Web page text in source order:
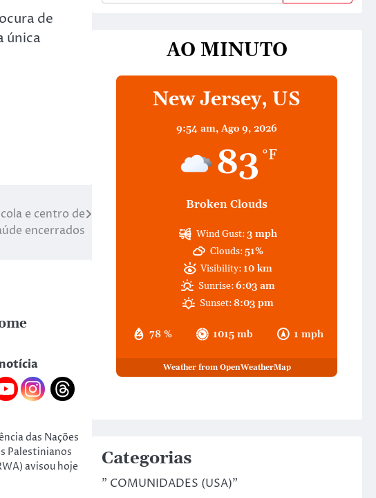
de
única
e centro de
encerrados
das Nações
Palestinianos
avisou hoje
AO MINUTO
New Jersey, US
9:54 am,Ago 9, 2026
83 °F
Broken Clouds
78 % 1015 mb 1 mph
Wind Gust:3 mph
Clouds:51%
Visibility: 10 km
Sunrise:6:03 am
Sunset:8:03 pm
Weather from OpenWeatherMap
Categorias
" COMUNIDADES (USA)"